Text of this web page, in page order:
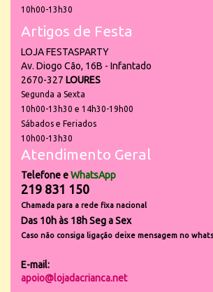
10h00-13h30
Artigos de Festa
LOJA FESTASPARTY
Av. Diogo Cão, 16B - Infantado
2670-327 LOURES
Segunda a Sexta
10h00-13h30 e 14h30-19h00
Sábados e Feriados
10h00-13h30
Atendimento Geral
Telefone eWhatsApp
219 831 150
Chamada para a rede fixa nacional
Das 10h às 18h Seg a Sex
Caso não consiga ligação deixe mensagem no
E-mail:
apoio@lojadacrianca.net